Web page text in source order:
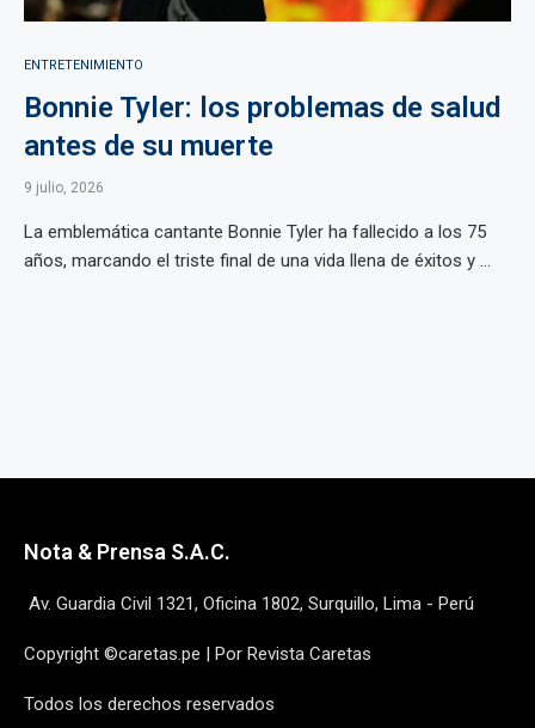
ENTRETENIMIENTO
Bonnie Tyler: los problemas de salud
antes de su muerte
9 julio, 2026
La emblemática cantante Bonnie Tyler ha fallecido a los 75
años, marcando el triste final de una vida llena de éxitos y ...
Nota & Prensa S.A.C.
Av. Guardia Civil 1321, Oficina 1802, Surquillo, Lima - Perú
Copyright ©caretas.pe | Por Revista Caretas
Todos los derechos reservados